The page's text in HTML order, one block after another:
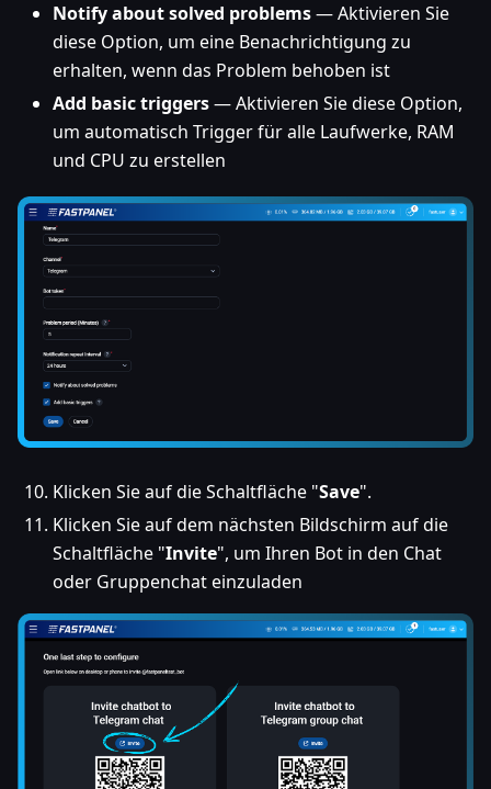
Notify about solved problems— Aktivieren Sie
diese Option, um eine Benachrichtigung zu
erhalten, wenn das Problem behoben ist
Add basic triggers— Aktivieren Sie diese Option,
um automatisch Trigger für alle Laufwerke, RAM
und CPU zu erstellen
Klicken Sie auf die Schaltfläche "Save".
Klicken Sie auf dem nächsten Bildschirm auf die
Schaltfläche "Invite", um Ihren Bot in den Chat
oder Gruppenchat einzuladen